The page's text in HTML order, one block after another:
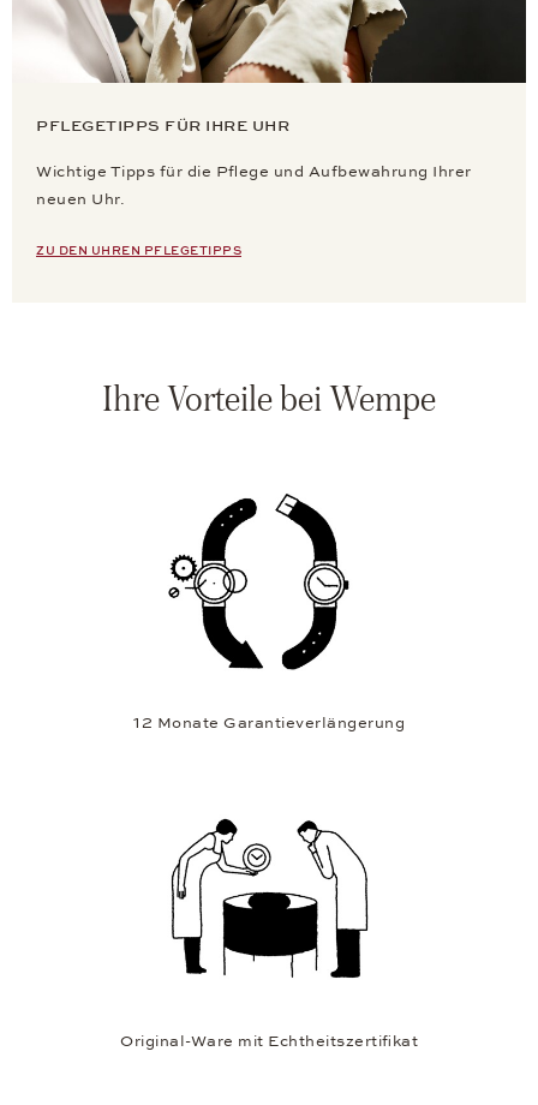
PFLEGETIPPS FÜR IHRE UHR
Wichtige Tipps für die Pflege und Aufbewahrung Ihrer
neuen Uhr.
ZU DEN UHREN PFLEGETIPPS
Ihre Vorteile bei Wempe
12 Monate Garantieverlängerung
Original-Ware mit Echtheitszertifikat